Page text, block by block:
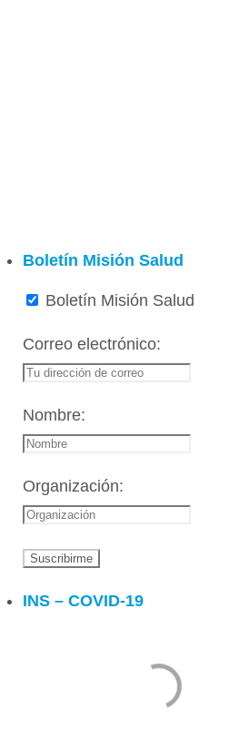
Boletín Misión Salud
Boletín Misión Salud
Correo electrónico:
Nombre:
Organización:
INS – COVID-19